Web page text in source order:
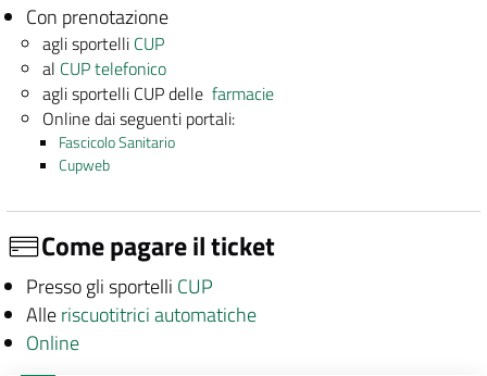
Con prenotazione
agli sportelli CUP
al CUP telefonico
agli sportelli CUP dellefarmacie
Online dai seguenti portali:
Fascicolo Sanitario
Cupweb
Come pagare il ticket
Presso gli sportelli CUP
Alleriscuotitrici automatiche
Online